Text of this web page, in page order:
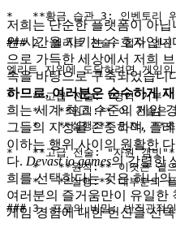
*   **황금 습관 3: 인벤토리 위
### 2. 엘리트 전술: 점수 엔진
엘리트 지위에 도달하려면 게임
*   **고급 전술: "영역 거부"
*   **원칙:** 이 전술은
*   **실행:** 먼저, **초
*   **고급 전술: "자원 갬빗
*   **원칙:** 이것은 겉으
*   **실행:** 대부분의 플
### 3. 프로의 비밀: 반직관적
저희는 단순한 플랫폼이 아
인 시간을 지키는 수호자입
으로 가득한 세상에서 저희
속을 바탕으로 구축되었습니
하므로, 여러분은 순수하게
희는 세계 최고 수준의 게임
그들의 지성을 존중하며, 플
이하는 행위 사이의 원활한
다. Devast io games의 강렬한
희를 선택한다는 것은 하나
여러분의 즐거움만이 유일한
게임 경험에 대한 헌신을 선